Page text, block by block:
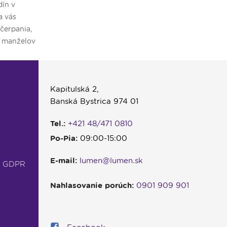
v
vás
Kapitulská 2,
Banská Bystrica 974 01
Tel.: +421 48/471 0810
Po-Pia:09:00-15:00
E-mail: lumen@lumen.sk
Nahlasovanie porúch: 0901 909 901